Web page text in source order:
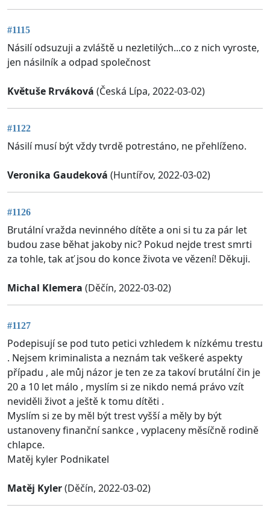
#1115
Násilí odsuzuji a zvláště u nezletilých...co z nich vyroste,
jen násilník a odpad společnost
Květuše Rrváková (Česká Lípa, 2022-03-02)
#1122
Násilí musí být vždy tvrdě potrestáno, ne přehlíženo.
Veronika Gaudeková (Huntířov, 2022-03-02)
#1126
Brutální vražda nevinného dítěte a oni si tu za pár let
budou zase běhat jakoby nic? Pokud nejde trest smrti
za tohle, tak ať jsou do konce života ve vězení! Děkuji.
Michal Klemera (Děčín, 2022-03-02)
#1127
Podepisují se pod tuto petici vzhledem k nízkému trestu
. Nejsem kriminalista a neznám tak veškeré aspekty
případu , ale můj názor je ten ze za takoví brutální čin je
20 a 10 let málo , myslím si ze nikdo nemá právo vzít
neviděli život a ještě k tomu dítěti .
Myslím si ze by měl být trest vyšší a měly by být
ustanoveny finanční sankce , vyplaceny měsíčně rodině
chlapce.
Matěj kyler Podnikatel
Matěj Kyler(Děčín, 2022-03-02)